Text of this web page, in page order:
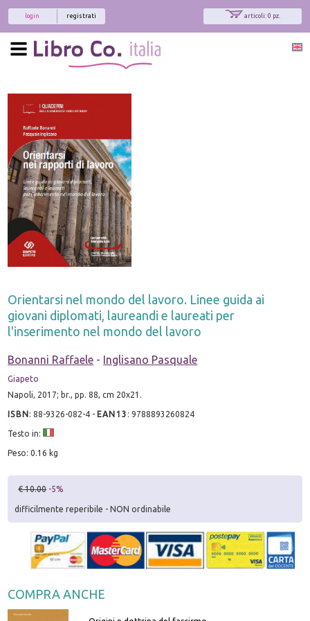
articoli: 0 pz.
registrati
login
Orientarsi nel mondo del lavoro. Linee guida ai
giovani diplomati, laureandi e laureati per
l'inserimento nel mondo del lavoro
Bonanni Raffaele - Inglisano Pasquale
Giapeto
Napoli, 2017; br., pp. 88, cm 20x21.
ISBN:88-9326-082-4 - EAN13 :9788893260824
Testo in:
Peso: 0.16 kg
€ 10.00 -5%
difficilmente reperibile - NON ordinabile
COMPRA ANCHE